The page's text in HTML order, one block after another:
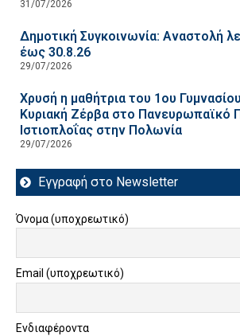
31/07/2026
Δημοτική Συγκοινωνία: Αναστολή
έως 30.8.26
29/07/2026
Χρυσή η μαθήτρια του 1ου
Κυριακή Ζέρβα στο Πανευρωπαϊκό
Ιστιοπλοΐας στην Πολωνία
29/07/2026
Εγγραφή στο Newsletter
Όνομα (υποχρεωτικό)
Email (υποχρεωτικό)
Ενδιαφέροντα